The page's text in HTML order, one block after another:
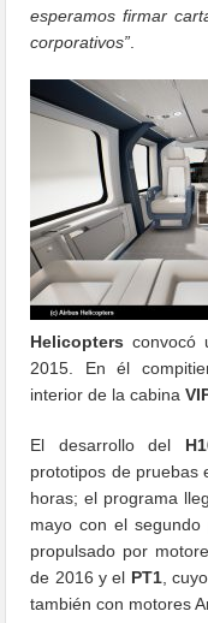
esperamos firmar
corporativos”
Helicopters convocó
2015. En él
interior de la cabina
El desarrollo del
prototipos de pruebas
horas; el programa
mayo con el segundo
propulsado por
de 2016 y el PT1,
también con motores